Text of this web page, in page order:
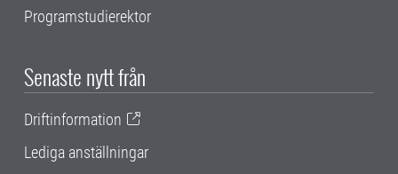
Programstudierektor
Senaste nytt från
Driftinformation
Lediga anställningar